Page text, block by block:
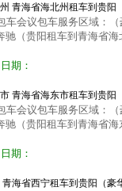
青海省海北州租车到贵阳
车会议包车服务区域：
驰（贵阳租车到青海省
期：
青海省海东市租车到贵阳
车会议包车服务区域：
驰（贵阳租车到青海省
期：
海省西宁租车到贵阳（豪